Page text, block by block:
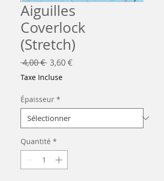
Aiguilles
Coverlock
(Stretch)
4,00 € Prix
original
3,60 €Prix
Taxe Incluse
Épaisseur *
Quantité *